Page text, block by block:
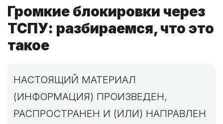
Громкие блокировки через
ТСПУ: разбираемся, что это
такое
НАСТОЯЩИЙ МАТЕРИАЛ
(ИНФОРМАЦИЯ) ПРОИЗВЕДЕН,
РАСПРОСТРАНЕН И (ИЛИ) НАПРАВЛЕН